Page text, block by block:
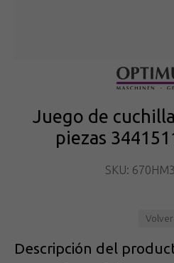
Juego de
piezas
SKU:
Volver
Descripción del